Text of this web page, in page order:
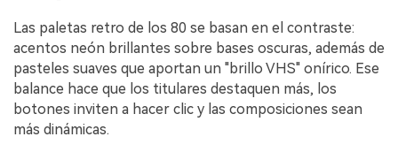
Las paletas retro de los 80 se basan en el contraste:
acentos neón brillantes sobre bases oscuras, además de
pasteles suaves que aportan un "brillo VHS" onírico. Ese
balance hace que los titulares destaquen más, los
botones inviten a hacer clic y las composiciones sean
más dinámicas.